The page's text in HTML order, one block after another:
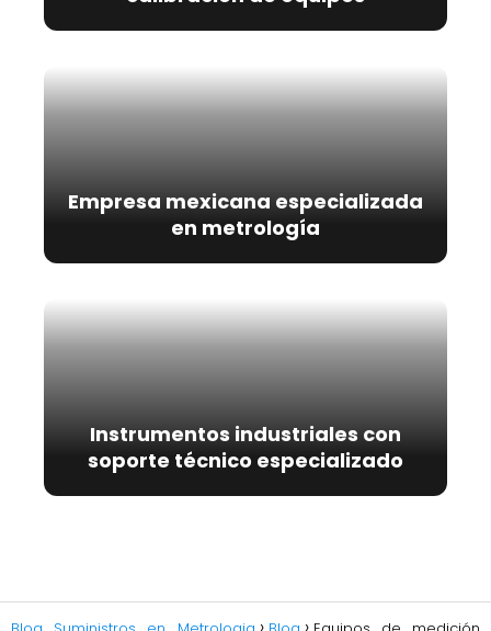
Empresa mexicana especializada
en metrología
Instrumentos industriales con
soporte técnico especializado